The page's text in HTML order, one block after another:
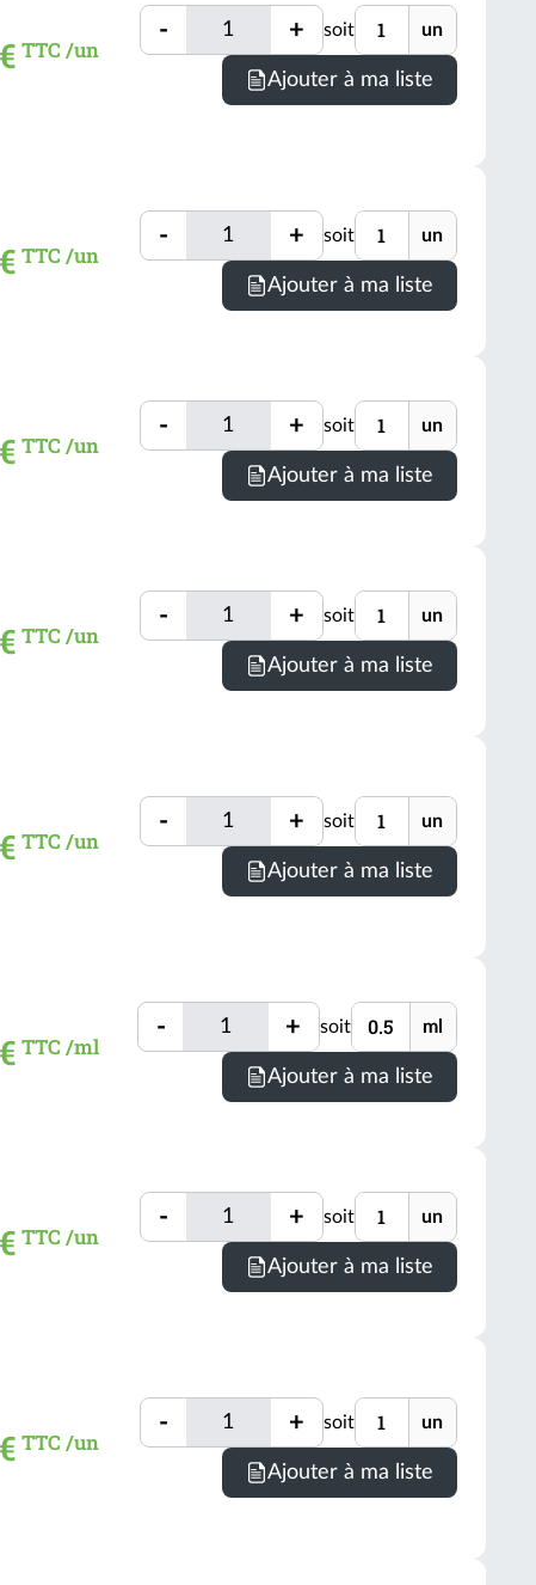
TTC /un Quantité
- Quantité+ soit Unité un
Ajouter à ma liste
Minimum
de
un
TTC /un Quantité
- Quantité+ soit Unité un
Ajouter à ma liste
Minimum
de
(voir
TTC /un Quantité
- Quantité+ soit Unité un
Ajouter à ma liste
TTC /un Quantité
- Quantité+ soit Unité un
Ajouter à ma liste
TTC /un Quantité
- Quantité+ soit Unité un
Ajouter à ma liste
TTC /ml Quantité
- Quantité+ soit Unité ml
Ajouter à ma liste
Minimum
de
(voir
TTC /un Quantité
- Quantité+ soit Unité un
Ajouter à ma liste
TTC /un Quantité
- Quantité+ soit Unité un
Ajouter à ma liste